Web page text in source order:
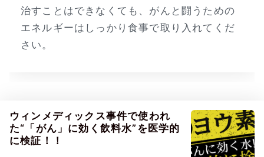
治すことはできなくても、がんと闘うための
エネルギーはしっかり食事で取り入れてくだ
さい。
ウィンメディックス事件で使われ
た“「がん」に効く飲料水”を医学的
に検証！！